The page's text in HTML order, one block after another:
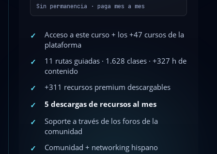
Sin permanencia · paga mes a mes
✓
Acceso a este curso + los +47 cursos de la
plataforma
✓
11 rutas guiadas · 1.628 clases · +327 h de
contenido
✓
+311 recursos premium descargables
✓
5 descargas de recursos al mes
✓
Soporte a través de los foros de la
comunidad
✓
Comunidad + networking hispano